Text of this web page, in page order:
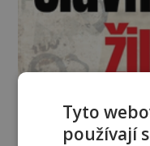
Tyto
používají